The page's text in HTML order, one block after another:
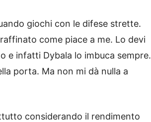
giochi con le difese strette.
come piace a me. Lo devi
e infatti Dybala lo imbuca sempre.
porta. Ma non mi dà nulla a
considerando il rendimento